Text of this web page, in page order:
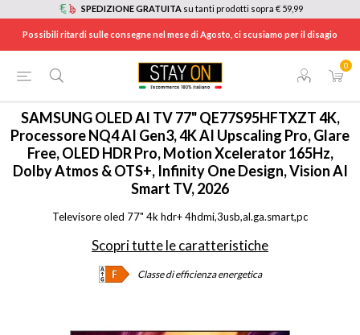
SPEDIZIONE GRATUITA su tanti prodotti sopra € 59,99
Possibili ritardi sulle consegne nel mese di Agosto, ci scusiamo per il disagio
0
TV E HOME CINEMA / TV / OLED TV QE77S95HFTXZT
SAMSUNG OLED AI TV 77" QE77S95HFTXZT 4K,
Processore NQ4 AI Gen3, 4K AI Upscaling Pro, Glare
Free, OLED HDR Pro, Motion Xcelerator 165Hz,
Dolby Atmos & OTS+, Infinity One Design, Vision AI
Smart TV, 2026
Televisore oled 77" 4k hdr+ 4hdmi,3usb,al.ga.smart,pc
Scopri tutte le caratteristiche
Classe di efficienza energetica